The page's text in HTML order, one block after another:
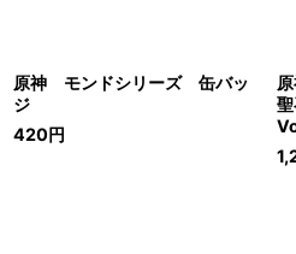
原神 モンドシリーズ 缶バッ
ジ
420円